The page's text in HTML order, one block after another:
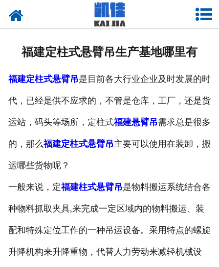
厂房设备
福建定柱式悬臂吊生产基地哪里有
福建定柱式悬臂吊是目前各大行业企业及时发展的时
代，已经是供不应求的，不管是仓库，工厂，还是货
运站，码头等场所，定柱式福建悬臂吊需求总是很多
的，那么福建定柱式悬臂吊主要可以使用在装卸，搬
运哪些货物呢？
一般来说，定福建柱式悬臂吊是物料搬运系统结合各
种物料抓取夹具,来完成一定区域内的物料搬运、装
配和特殊定位工作的一种吊运设备。采用特点的螺旋
升降机构来升降重物，代替人力劳动来减轻机械设